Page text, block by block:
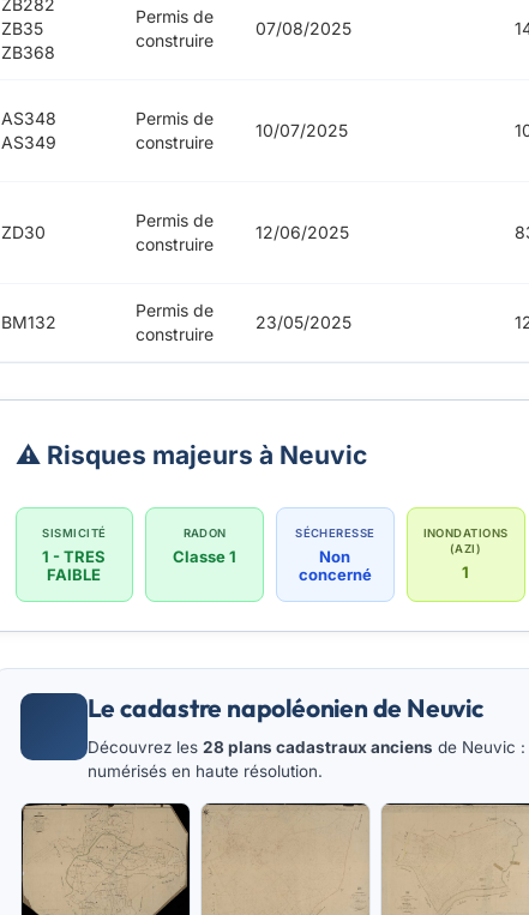
ZB282
ZB35
ZB368
Permis de
construire
07/08/2025
AS348
AS349
Permis de
construire
10/07/2025
ZD30
Permis de
construire
12/06/2025
BM132
Permis de
construire
23/05/2025
⚠️ Risques majeurs à Neuvic
SISMICITÉ
1 - TRES
FAIBLE
RADON
Classe 1
SÉCHERESSE
Non
concerné
INONDATIONS
(AZI)
1
Le cadastre napoléonien de Neuvic
Découvrez les 28 plans cadastraux anciens de Neuvic :
numérisés en haute résolution.